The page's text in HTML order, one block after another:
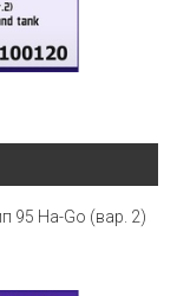
95 Ha-Go (вар. 2)